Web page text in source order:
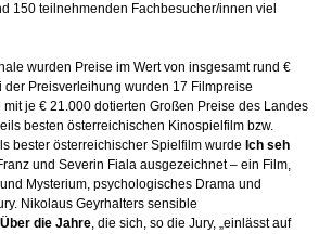
150 teilnehmenden Fachbesucher/innen viel
wurden Preise im Wert von insgesamt rund €
der Preisverleihung wurden 17 Filmpreise
je € 21.000 dotierten Großen Preise des Landes
besten österreichischen Kinospielfilm bzw.
bester österreichischer Spielfilm wurde Ich seh
und Severin Fiala ausgezeichnet – ein Film,
Mysterium, psychologisches Drama und
Nikolaus Geyrhalters sensible
Über die Jahre, die sich, so die Jury, „einlässt auf